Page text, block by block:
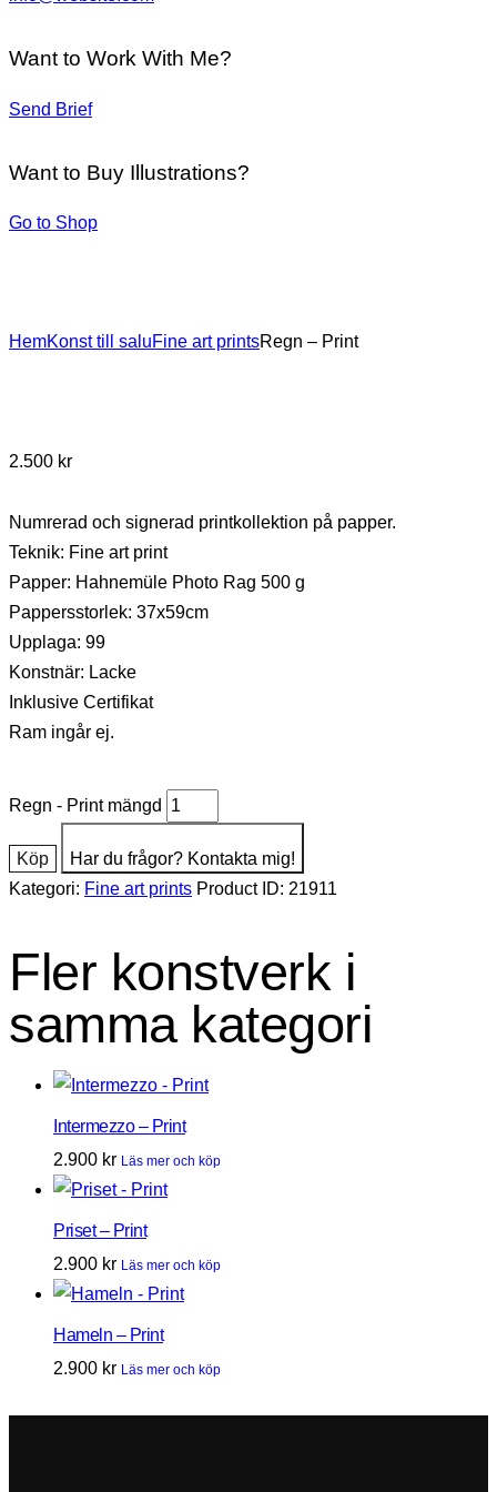
Want to Work With Me?
Send Brief
Want to Buy Illustrations?
Go to Shop
HemKonst till saluFine art printsRegn – Print
2.500 kr
Numrerad och signerad printkollektion på papper.
Teknik: Fine art print
Papper: Hahnemüle Photo Rag 500 g
Pappersstorlek: 37x59cm
Upplaga: 99
Konstnär: Lacke
Inklusive Certifikat
Ram ingår ej.
Regn - Print mängd
Köp
Har du frågor? Kontakta mig!
Kategori: Fine art prints Product ID: 21911
Fler konstverk i
samma kategori
Intermezzo – Print
2.900 kr Läs mer och köp
Priset – Print
2.900 kr Läs mer och köp
Hameln – Print
2.900 kr Läs mer och köp